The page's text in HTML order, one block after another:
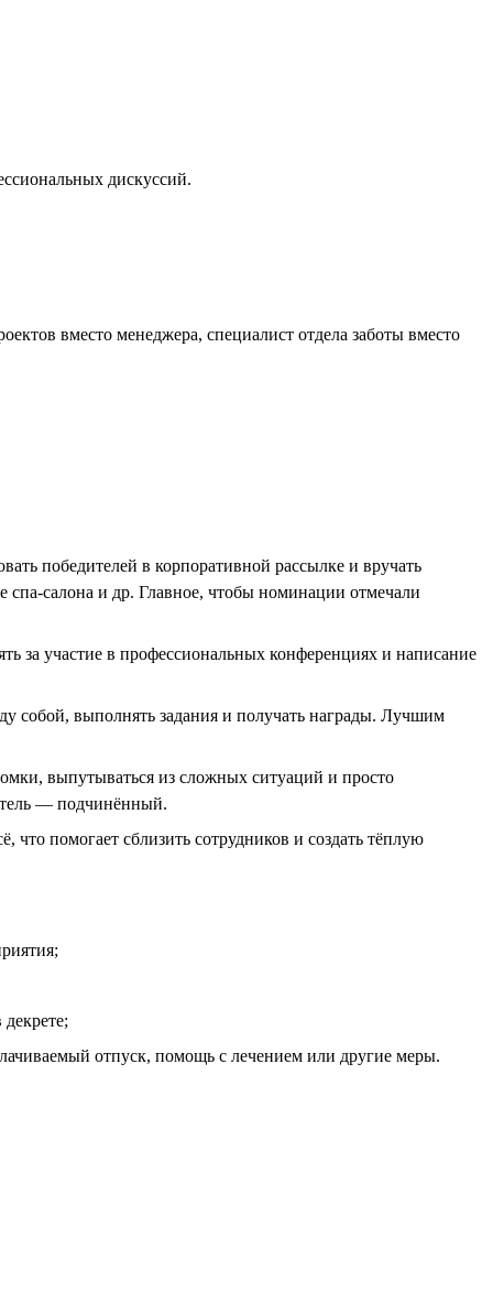
дискуссий.
вместо менеджера, специалист отдела заботы вместо
победителей в корпоративной рассылке и вручать
спа-салона и др. Главное, чтобы номинации отмечали
за участие в профессиональных конференциях и написание
собой, выполнять задания и получать награды. Лучшим
выпутываться из сложных ситуаций и просто
— подчинённый.
помогает сблизить сотрудников и создать тёплую
отпуск, помощь с лечением или другие меры.